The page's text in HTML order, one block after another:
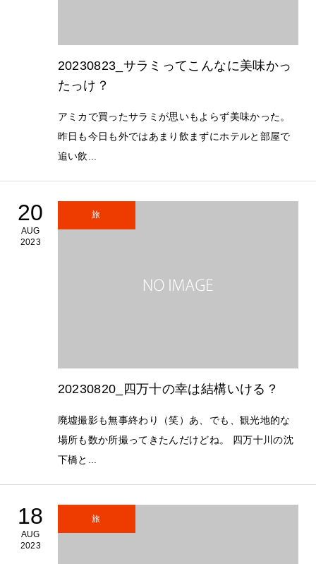
20230823_サラミってこんなに美味かっ
たっけ？
アミカで買ったサラミが思いもよらず美味かった。
昨日も今日も外ではあまり飲まずにホテルと部屋で
追い飲...
20
AUG
2023
旅
20230820_四万十の幸は結構いける？
廃墟撮影も無事終わり（笑）あ、でも、観光地的な
場所も数か所撮ってきたんだけどね。 四万十川の沈
下橋と...
18
AUG
2023
旅